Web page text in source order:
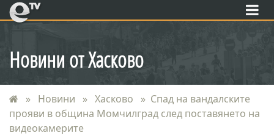
eTV
Новини от Хасково
Новини Хасково
Спад на вандалските
прояви в община Момчилград след поставянето на
видеокамерите